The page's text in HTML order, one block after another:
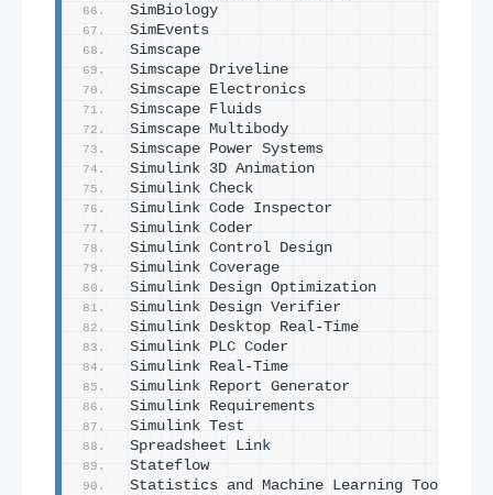
SimBiology
SimEvents
Simscape
Simscape Driveline
Simscape Electronics
Simscape Fluids
Simscape Multibody
Simscape Power Systems
Simulink 3D Animation
Simulink Check
Simulink Code Inspector
Simulink Coder
Simulink Control Design
Simulink Coverage
Simulink Design Optimization
Simulink Design Verifier
Simulink Desktop Real-Time
Simulink PLC Coder
Simulink Real-Time
Simulink Report Generator
Simulink Requirements
Simulink Test
Spreadsheet Link
Stateflow
Statistics and Machine Learning